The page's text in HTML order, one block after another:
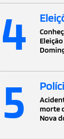
4
5
morte
Nova